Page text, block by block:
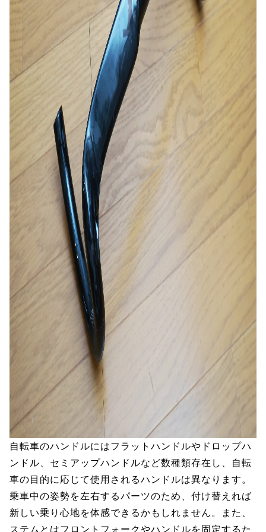
自転車のハンドルにはフラットハンドルやドロップハ
ンドル、セミアップハンドルなど数種類存在し、自転
車の目的に応じて使用されるハンドルは異なります。
乗車中の姿勢を左右するパーツのため、付け替えれば
新しい乗り心地を体感できるかもしれません。また、
ステムとはフロントフォークやハンドルを固定するた